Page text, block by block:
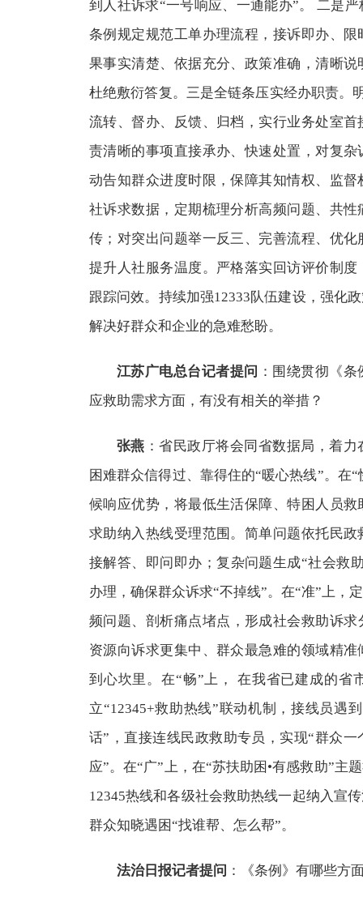
到人社诉求“一号响应、一通能办”。 二是
条例规定规范工单办理流程，接诉即办、
果事实清楚、依据充分、政策准确，清晰
杜绝敷衍答复。三是全链条压实经办职责。
流转、督办、反馈、归档，实行业务处室
责清晰的事项直接承办、快速处置，对复
动告知群众进度时限，保障其知情权、监
社诉求数据，定期梳理分析高频问题、共
传；对突出问题举一反三、完善流程、优
提升人社服务温度。严格落实回访评价制
跟踪问效。持续加强12333队伍建设，强化
解决好群众和企业的急难愁盼。
江苏广电总台记者提问 ：围绕贯彻《
应救助需求方面，有没有相关的举措？
张燕 ：省民政厅将会同省数据局，着
困难群众信得过、靠得住的“暖心热线”。在
候响应优势，将最低生活保障、特困人员
求助纳入热线受理范围。简单问题依托民
接解答、即问即办；复杂问题生成“社会救
办理，确保群众诉求“不掉线”。在“准”上，
频问题、剖析痛点堵点，形成社会救助诉
资源向诉求更集中、群众最急难的领域精
到心坎里。在“畅”上， 在我省已建成的省
立“12345+救助热线”联动机制，接线员遇
话”，直接连线民政救助专员，实现“群众
应”。在“广”上，在“苏扶助困•有感救助”主
12345热线和各级社会救助热线一起纳入宣
群众知晓遇困“找谁帮、怎么帮”。
法治日报记者提问 ：《条例》有哪些方